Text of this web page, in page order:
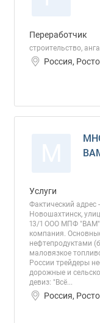
Переработчик
строительство,
Россия,
Услуги
Фактический адрес
Новошахтинск,
13/1 ООО МПФ "ВАМ"
компания.
нефтепродуктами
маловязкое
России трейдеры
дорожные и
девиз: "Всё...
Россия,